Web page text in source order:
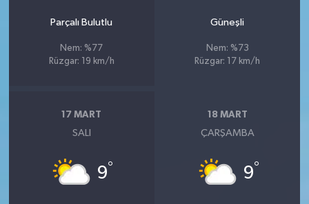
Parçalı Bulutlu
Nem: %77
Rüzgar: 19 km/h
Güneşli
Nem: %73
Rüzgar: 17 km/h
17 MART
SALI
9°
18 MART
ÇARŞAMBA
9°